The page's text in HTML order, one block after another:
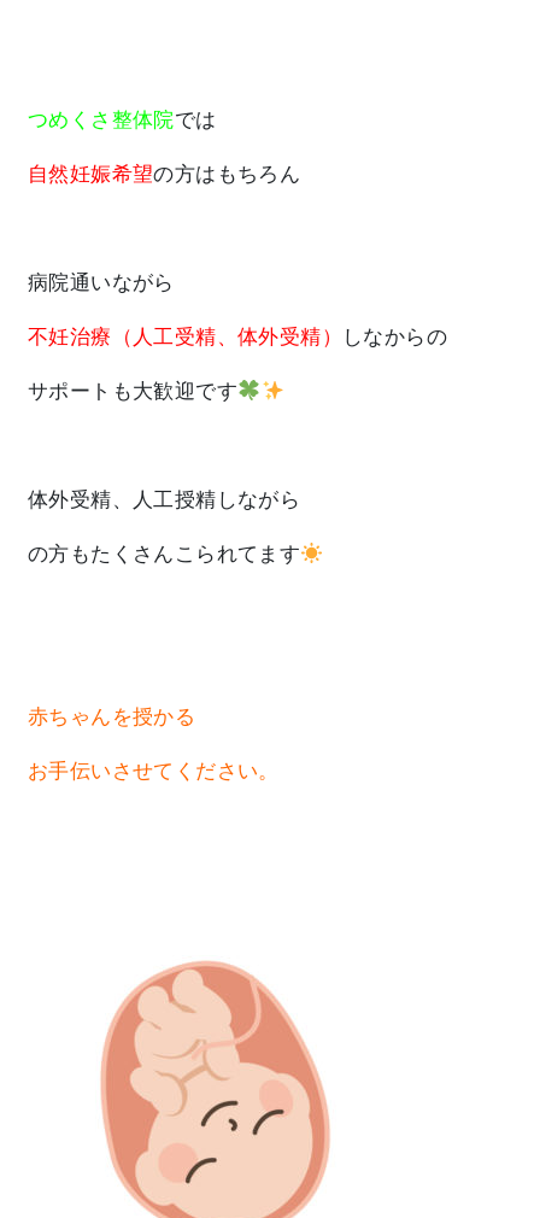
つめくさ整体院では
自然妊娠希望の方はもちろん
病院通いながら
不妊治療（人工受精、体外受精） しなからの
サポートも大歓迎です
体外受精、人工授精しながら
の方もたくさんこられてます
赤ちゃんを授かる
お手伝いさせてください。